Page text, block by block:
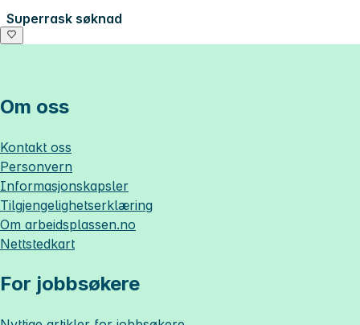
Superrask søknad
Om oss
Kontakt oss
Personvern
Informasjonskapsler
Tilgjengelighetserklæring
Om arbeidsplassen.no
Nettstedkart
For jobbsøkere